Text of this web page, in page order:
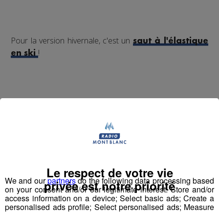
Pour la version hivernale, c'est un saut à l'élastique
en ski!
Partager sur Twitter
We and ourpartnersdo the following data processing based
on your consent and/or our legitimate interest: Store and/or
access information on a device; Select basic ads; Create a
personalised ads profile; Select personalised ads; Measure
Le respect de votre vie
privée est notre priorité